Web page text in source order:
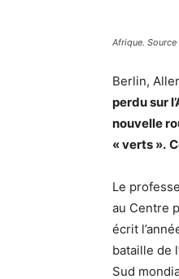
Afrique.
Berlin,
perdu sur
nouvelle
« verts ».
Le
au Centre
écrit
bataille de
Sud